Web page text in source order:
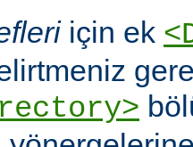
için ek